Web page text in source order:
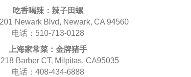
吃香喝辣：辣子田螺
Newark Blvd, Newark, CA 94560
电话：510-713-0128
上海家常菜：金牌猪手
Barber CT, Milpitas, CA95035
电话：408-434-6888